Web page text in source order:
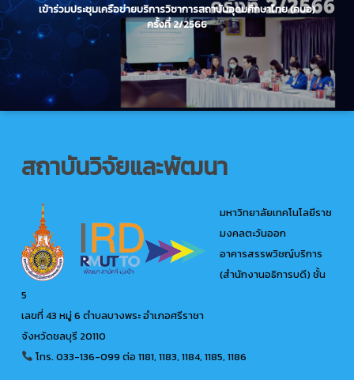
เข้าร่วมประชุมเครือข่ายบริการวิชาการสถาบันอุดมศึกษาไทย (คบอ)
ครั้งที่ 2/2566
สถาบันวิจัยและพัฒนา
มหาวิทยาลัยเทคโนโลยีราช
มงคลตะวันออก
อาคารสรรพวิชญ์บริการ
(สำนักงานอธิการบดี) ชั้น
5
เลขที่ 43 หมู่ 6 ตำบลบางพระ อำเภอศรีราชา
จังหวัดชลบุรี 20110
โทร. 033-136-099ต่อ 1181, 1183, 1184, 1185, 1186